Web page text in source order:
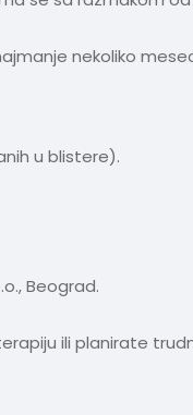
nekoliko
u blistere).
Beograd.
ili planirate